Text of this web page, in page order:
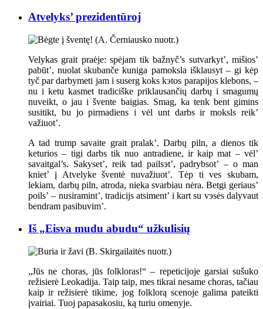
Atvelyks’ prezidentūroj
Velykas grait praėje: spėjam tik bažnyč’s sutvarkyt’, mišios’
pabūt’, nuolat skubanče kuniga pamoksla išklausyt – gi kėp
tyč par darbymeti jam i suserg koks kэtos parapijos klebons, –
nu i ketu kasmet tradiciške priklausančių darbų i smagumų
nuveikt, o jau i švente baigias. Smag, ka tenk bent gimins
susitikt, bu jo pirmadiens i vėl unt darbs ir moksls reik’
važiuot’.
A tad trump savaite grait pralak’. Darbų piln, a dienos tik
keturios – tigi darbs tik nuo antradiene, ir kaip mat – vėl’
savaitgal’s. Sakyset’, reik tad pailsэt’, padrybsot’ – o man
kniet’ į Atvelyke šventė nuvažiuot’. Tėp ti ves skubam,
lekiam, darbų piln, atroda, nieka svarbiau nėra. Betgi geriaus’
poils’ – nusiramint’, tradicijs atsiment’ i kart su vэsės dalyvaut
bendram pasibuvim’.
Iš „Eisva mudu abudu“ užkulisių
„Jūs ne choras, jūs folkloras!“ – repeticijoje garsiai sušuko
režisierė Leokadija. Taip taip, mes tikrai nesame choras, tačiau
kaip ir režisierė tikime, jog folklorą scenoje galima pateikti
įvairiai. Tuoj papasakosiu, ką turiu omenyje.